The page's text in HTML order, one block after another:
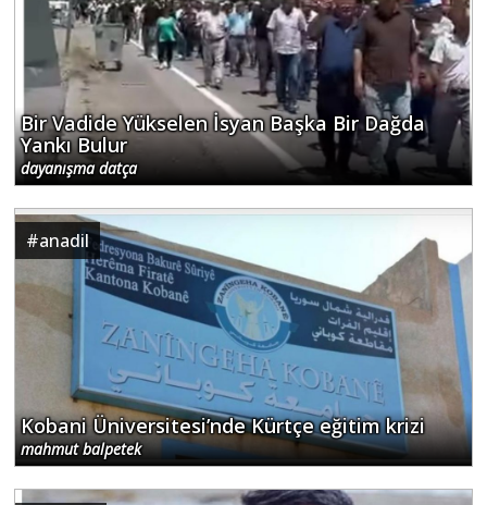
Bir Vadide Yükselen İsyan Başka Bir Dağda
Yankı Bulur
dayanışma datça
#anadil
Kobani Üniversitesi’nde Kürtçe eğitim krizi
mahmut balpetek